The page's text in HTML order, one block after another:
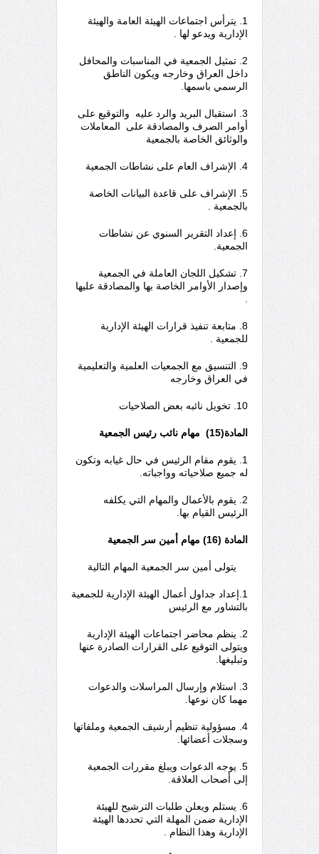
1. يترأس اجتماعات الهيئة العامة والهيئة
الإدارية ويدعو لها .
2. تمثيل الجمعية في المناسبات والمحافل
داخل العراق وخارجه ويكون الناطق
الرسمي باسمها.
3. استقبال البريد والرد عليه والتوقيع على
أوامر الصرف والمصادقة على المعاملات
والوثائق الخاصة بالجمعية
4. الإشراف العام على نشاطات الجمعية
5. الإشراف على قاعدة البيانات الخاصة
بالجمعية .
6. إعداد التقرير السنوي عن نشاطات
الجمعية.
7. تشكيل اللجان العاملة في الجمعية
وإصدار الأوامر الخاصة بها والمصادقة عليها
8. متابعة تنفيذ قرارات الهيئة الإدارية
للجمعية .
9. التنسيق مع الجمعيات العلمية والتعليمية
في العراق وخارجه
10. تخويل نائبه بعض الصلاحيات
المادة(15) مهام نائب رئيس الجمعية
1. يقوم مقام الرئيس في حال غيابه وتكون
له جميع صلاحياته وواجباته.
2. يقوم بالأعمال والمهام التي يكلفه
الرئيس القيام بها.
المادة (16) مهام أمين سر الجمعية
يتولى أمين سر الجمعية المهام التالية
1.إعداد جداول أعمال الهيئة الإدارية للجمعية
بالتشاور مع الرئيس
2. ينظم محاضر اجتماعات الهيئة الإدارية
ويتولى التوقيع على القرارات الصادرة عنها
وتبليغها.
3. استلام وإرسال المراسلات والدعوات
مهما كان نوعها.
4. مسؤولية تنظيم أرشيف الجمعية وملفاتها
وسجلات أعضائها.
5. يوجه الدعوات ويبلغ مقررات الجمعية
إلى أصحاب العلاقة.
6. يستلم ويعلن طلبات الترشيح للهيئة
الإدارية ضمن المهلة التي تحددها الهيئة
الإدارية وهذا النظام .